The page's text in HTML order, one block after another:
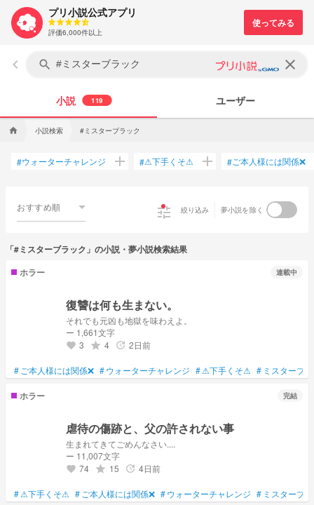
プリ小説公式アプリ
評価6,000件以上
keyboard_arrow_left search clear
小説 119 ユーザー
home 小説検索 #ミスターブラック
#ウォーターチャレンジ add #⚠下手くそ⚠ add #ご本人様には関係❌
おすすめ順 tune 絞り込み 夢小説を除く
「#ミスターブラック」の小説・夢小説検索結果
ホラー
連載中
復讐は何も生まない。
それでも元凶も地獄を味わえよ。
ー 1,661文字
favorite 3 grade 4 update 2日前
# ご本人様には関係❌ #ウォーターチャレンジ #⚠下手くそ⚠ # ミスターブ
ホラー 完結
虐待の傷跡と、父の許されない事
生まれてきてごめんなさい....
ー 11,007文字
favorite 74 grade 15 update 4日前
#⚠下手くそ⚠ # ご本人様には関係❌ #ウォーターチャレンジ # ミスターブ